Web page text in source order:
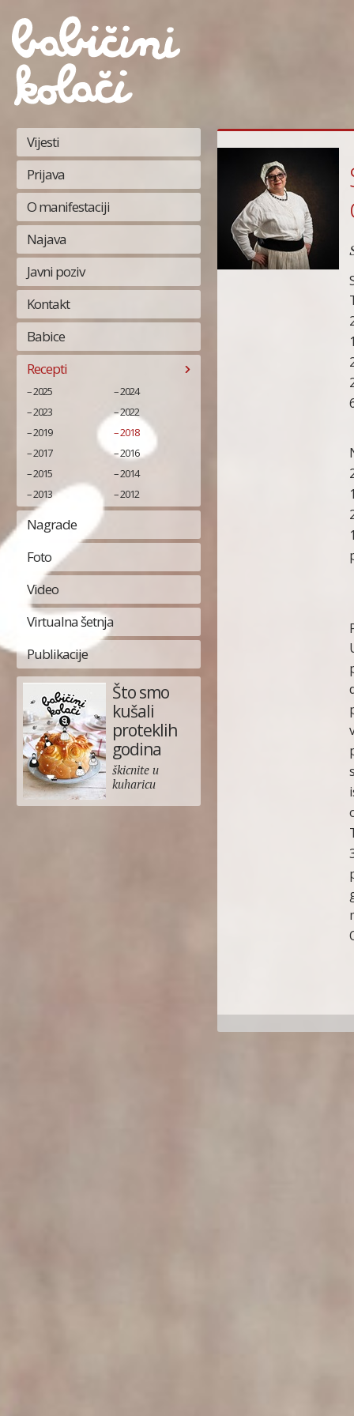
Vijesti
Prijava
O manifestaciji
Najava
Javni poziv
Kontakt
Babice
Recepti
2025
2024
2023
2022
2019
2018
2017
2016
2015
2014
2013
2012
Nagrade
Foto
Video
Virtualna šetnja
Publikacije
Što smo
kušali
proteklih
godina
škicnite u
kuharicu